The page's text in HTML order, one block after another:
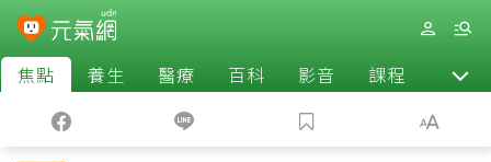
焦點 養生 醫療 百科 影音 課程 退休